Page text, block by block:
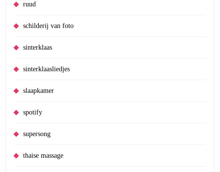
ruud
schilderij van foto
sinterklaas
sinterklaasliedjes
slaapkamer
spotify
supersong
thaise massage